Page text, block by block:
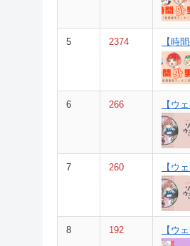
5 2374
6 266
7 260
8 192